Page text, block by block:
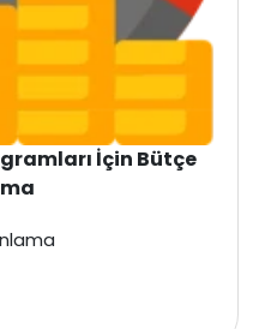
İçin Bütçe